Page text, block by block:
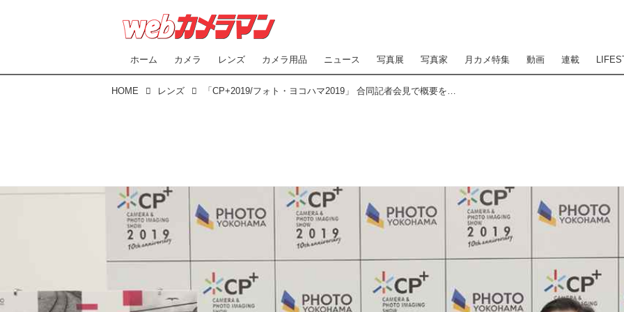
ホーム カメラ レンズ カメラ用品 ニュース 写真展 写真家 月カメ特集 動画 連載
HOME レンズ 「CP+2019/フォト・ヨコハマ2019」 合同記者会見で概要を発表！